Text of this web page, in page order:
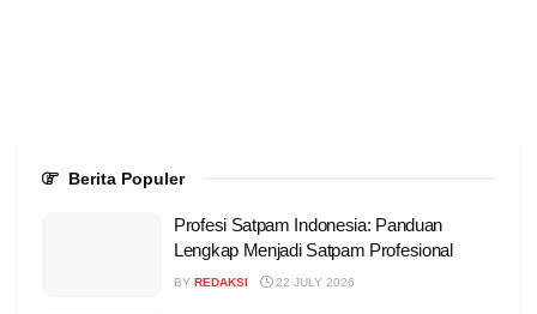
Berita Populer
Profesi Satpam Indonesia: Panduan
Lengkap Menjadi Satpam Profesional
BY REDAKSI 22 JULY 2026